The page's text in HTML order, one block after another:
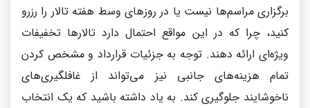
برگزاری مراسم‌ها نیست یا در روزهای وسط هفته تالار را رزرو
کنید، چرا که در این مواقع احتمال دارد تالارها تخفیفات
ویژه‌ای ارائه دهند. توجه به جزئیات قرارداد و مشخص کردن
تمام هزینه‌های جانبی نیز می‌تواند از غافلگیری‌های
ناخوشایند جلوگیری کند. به یاد داشته باشید که یک انتخاب